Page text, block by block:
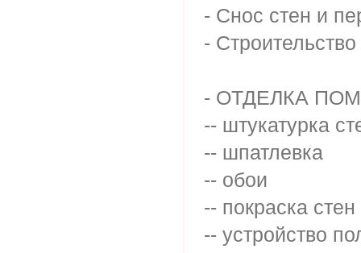
- Снос стен и
-
- ОТДЕЛКА
-- штукатурка
-- шпатлевка
-- обои
-- покраска
-- устройство